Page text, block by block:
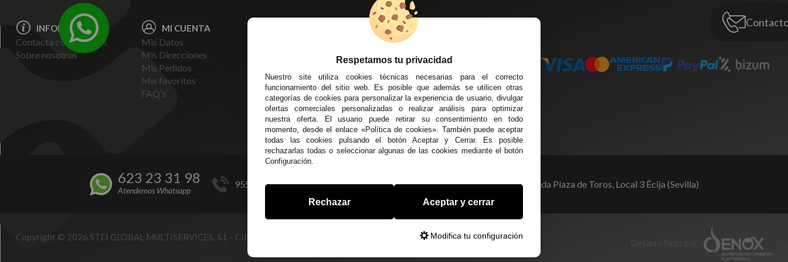
INFORMACIÓN
Contacta con nosotros
Sobre nosotros
MI CUENTA
Mis Datos
Mis Direcciones
Mis Pedidos
Mis favoritos
FAQ's
Entregas y Devoluciones
Pago Seguro
Terminos y
Condiciones Generales
Políticas de Cookies
DELEGACIONES
Écija - Sevilla
Av. Plaza de Toros. Local 3
Córdoba
C/ Ingeniero Iribarren, 14
Alzira - Valencia
C/ Esplugues, 135
623 23 31 98
Atendemos Whatsapp
955 44 45 43/955 44 45 44 info@steielectronica.com Avenida Plaza de Toros, Local 3 Écija (Sevilla)
Copyright © 2026 STEI GLOBAL MULTISERVICES, S.L - CIF B90373093. info@steielectronica.com
Respetamos tu privacidad
Nuestro site utiliza cookies técnicas necesarias para el correcto
funcionamiento del sitio web. Es posible que además se utilicen otras
categorías de cookies para personalizar la experiencia de usuario, divulgar
ofertas comerciales personalizadas o realizar análisis para optimizar
nuestra oferta. El usuario puede retirar su consentimiento en todo
momento, desde el enlace «Política de cookies». También puede aceptar
todas las cookies pulsando el botón Aceptar y Cerrar. Es posible
rechazarlas todas o seleccionar algunas de las cookies mediante el botón
Configuración.
Rechazar Aceptar y cerrar
Modifica tu configuración